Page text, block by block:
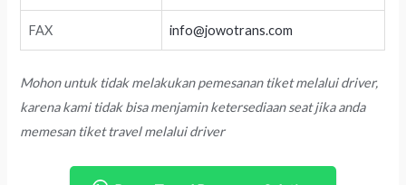
FAX info@jowotrans.com
Mohon untuk tidak melakukan pemesanan tiket melalui driver,
karena kami tidak bisa menjamin ketersediaan seat jika anda
memesan tiket travel melalui driver